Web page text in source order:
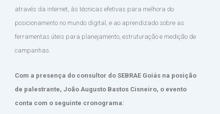
através da internet, às técnicas efetivas para melhora do
posicionamento no mundo digital, e ao aprendizado sobre as
ferramentas úteis para planejamento, estruturação e medição de
campanhas.
Com a presença do consultor do SEBRAE Goiás na posição
de palestrante, João Augusto Bastos Cisneiro, o evento
conta com o seguinte cronograma: